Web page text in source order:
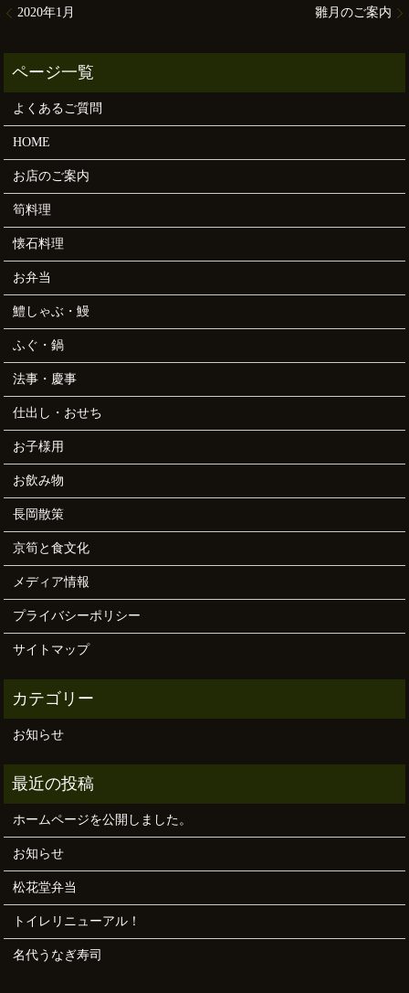
2020年1月 雛月のご案内
よくあるご質問
HOME
お店のご案内
筍料理
懐石料理
お弁当
鱧しゃぶ・鰻
ふぐ・鍋
法事・慶事
仕出し・おせち
お子様用
お飲み物
長岡散策
京筍と食文化
メディア情報
プライバシーポリシー
サイトマップ
お知らせ
ホームページを公開しました。
お知らせ
松花堂弁当
トイレリニューアル！
名代うなぎ寿司